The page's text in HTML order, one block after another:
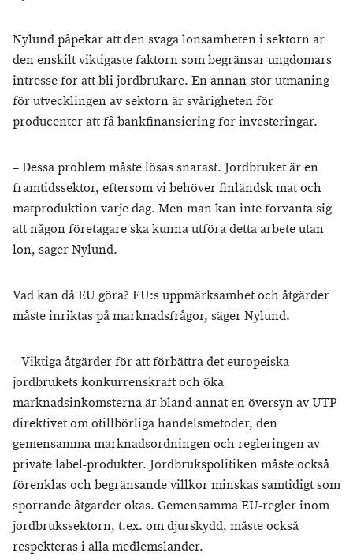
Nylund påpekar att den svaga lönsamheten i sektorn är
den enskilt viktigaste faktorn som begränsar ungdomars
intresse för att bli jordbrukare. En annan stor utmaning
för utvecklingen av sektorn är svårigheten för
producenter att få bankfinansiering för investeringar.
– Dessa problem måste lösas snarast. Jordbruket är en
framtidssektor, eftersom vi behöver finländsk mat och
matproduktion varje dag. Men man kan inte förvänta sig
att någon företagare ska kunna utföra detta arbete utan
lön, säger Nylund.
Vad kan då EU göra? EU:s uppmärksamhet och åtgärder
måste inriktas på marknadsfrågor, säger Nylund.
– Viktiga åtgärder för att förbättra det europeiska
jordbrukets konkurrenskraft och öka
marknadsinkomsterna är bland annat en översyn av UTP-
direktivet om otillbörliga handelsmetoder, den
gemensamma marknadsordningen och regleringen av
private label-produkter. Jordbrukspolitiken måste också
förenklas och begränsande villkor minskas samtidigt som
sporrande åtgärder ökas. Gemensamma EU-regler inom
jordbrukssektorn, t.ex. om djurskydd, måste också
respekteras i alla medlemsländer.